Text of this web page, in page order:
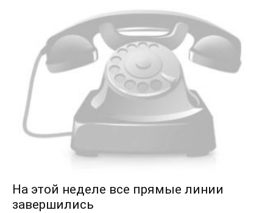
На этой неделе все прямые линии
завершились